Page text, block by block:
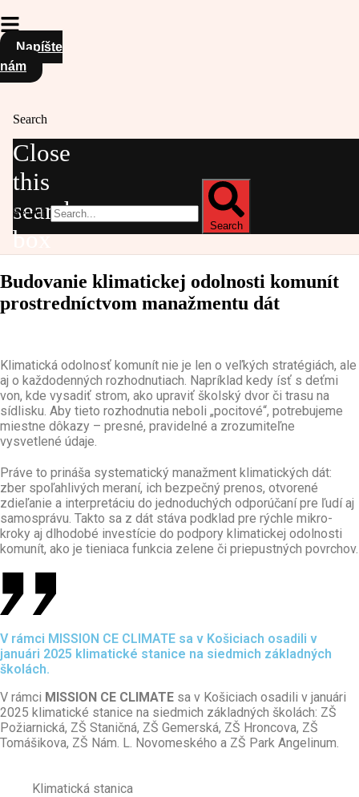
Napíšte
nám
Search
Close
this
search
box
Search
Search
Budovanie klimatickej odolnosti komunít
prostredníctvom manažmentu dát
Klimatická odolnosť komunít nie je len o veľkých stratégiách, ale
aj o každodenných rozhodnutiach. Napríklad kedy ísť s deťmi
von, kde vysadiť strom, ako upraviť školský dvor či trasu na
sídlisku. Aby tieto rozhodnutia neboli „pocitové“, potrebujeme
miestne dôkazy – presné, pravidelné a zrozumiteľne
vysvetlené údaje.
Práve to prináša systematický manažment klimatických dát:
zber spoľahlivých meraní, ich bezpečný prenos, otvorené
zdieľanie a interpretáciu do jednoduchých odporúčaní pre ľudí aj
samosprávu. Takto sa z dát stáva podklad pre rýchle mikro-
kroky aj dlhodobé investície do podpory klimatickej odolnosti
komunít, ako je tieniaca funkcia zelene či priepustných povrchov.
V rámci MISSION CE CLIMATE sa v Košiciach osadili v
januári 2025 klimatické stanice na siedmich základných
školách.
V rámci MISSION CE CLIMATE sa v Košiciach osadili v januári
2025 klimatické stanice na siedmich základných školách: ZŠ
Požiarnická, ZŠ Staničná, ZŠ Gemerská, ZŠ Hroncova, ZŠ
Tomášikova, ZŠ Nám. L. Novomeského a ZŠ Park Angelinum.
Klimatická stanica